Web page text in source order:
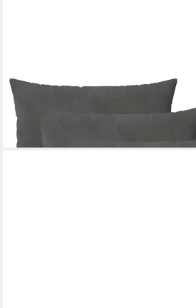
Kissenbezug Kissenbezug 6 pcs
cm Samt
60 x 40 cm
25,99 €
in 5-6 Werktagen bei dir